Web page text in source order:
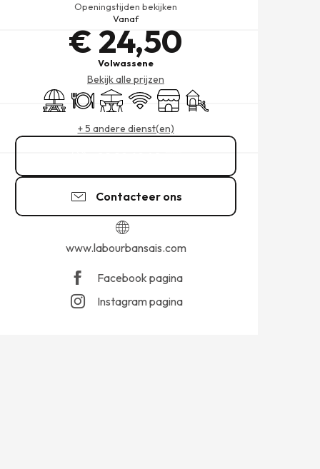
Openingstijden bekijken
Vanaf
€ 24,50
Volwassene
Bekijk alle prijzen
Picknickplaats
Restaurant
Terras Wifi Winkel opKinderspelen / Speelruimte
+ 5 andere dienst(en)
Contacteer ons
www.labourbansais.com
Facebook pagina
Instagram pagina